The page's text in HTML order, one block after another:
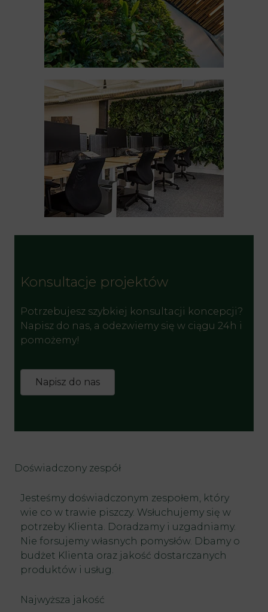
Konsultacje projektów
Potrzebujesz szybkiej konsultacji koncepcji?
Napisz do nas, a odezwiemy się w ciągu 24h i
pomożemy!
Napisz do nas
Doświadczony zespół
Jesteśmy doświadczonym zespołem, który
wie co w trawie piszczy. Wsłuchujemy się w
potrzeby Klienta. Doradzamy i uzgadniamy.
Nie forsujemy własnych pomysłów. Dbamy o
budżet Klienta oraz jakość dostarczanych
produktów i usług.
Najwyższa jakość